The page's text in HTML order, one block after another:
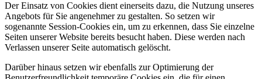
Der Einsatz von Cookies dient einerseits dazu, die Nutzung unseres
Angebots für Sie angenehmer zu gestalten. So setzen wir
sogenannte Session-Cookies ein, um zu erkennen, dass Sie einzelne
Seiten unserer Website bereits besucht haben. Diese werden nach
Verlassen unserer Seite automatisch gelöscht.
Darüber hinaus setzen wir ebenfalls zur Optimierung der